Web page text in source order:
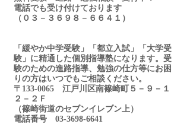
電話でも受け付けております
（０３－３６９８－６６４１）
「緩やか中学受験」「都立入試」「大学受
験」に精通した個別指導塾になります。受
験のための進路指導、勉強の仕方等にお困
りの方はいつでもご相談ください。
〒133-0065　江戸川区南篠崎町５－９－１
２－２Ｆ
（篠崎街道のセブンイレブン上）
電話番号　03-3698-6641